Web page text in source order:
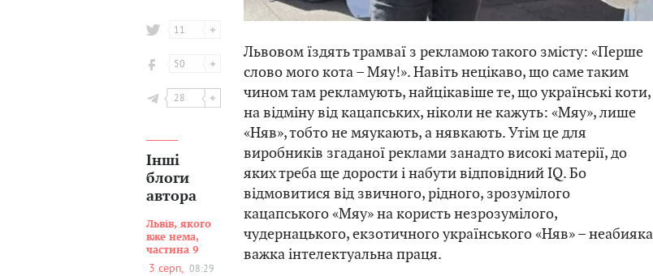
11
50
28
Інші
блоги
автора
Львів, якого
вже нема,
частина 9
3 серп, 08:29
Львовом їздять трамваї з рекламою такого змісту: «Перше
слово мого кота – Мяу!». Навіть нецікаво, що саме таким
чином там рекламують, найцікавіше те, що українські коти,
на відміну від кацапських, ніколи не кажуть: «Мяу», лише
«Няв», тобто не мяукають, а нявкають. Утім це для
виробників згаданої реклами занадто високі матерії, до
яких треба ще дорости і набути відповідний IQ. Бо
відмовитися від звичного, рідного, зрозумілого
кацапського «Мяу» на користь незрозумілого,
чудернацького, екзотичного українського «Няв» – неабияка
важка інтелектуальна праця.